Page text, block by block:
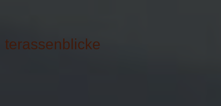
terassenblicke